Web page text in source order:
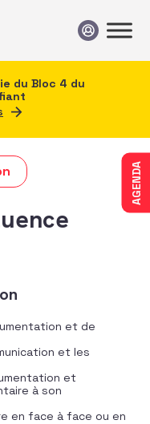
AGENDA
du Bloc 4 du
et de
et les
et
à son
en face à face ou en